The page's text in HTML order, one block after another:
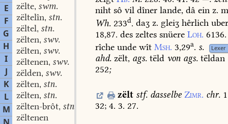
E
F
G
H
I
J
K
L
M
zëlte, swm.
zëltelîn, stn.
zëltel, stn.
zëlten, swv.
zëlten, swv.
zëltenen, swv.
zëlden, swv.
zëlten, stn.
zëlten, stn.
zëlten-brôt, stn.
zëltenen
niht sô vil dîner lande, dâ ein z.
Wh. 233d. daʒ z. gleiʒ hêrlich
18,87. des zeltes snüere Loh. 6136.
rîche unde wît Msh. 3,29a. s. Lexer
ahd. zëlt, ags. tëld von ags. tëldan
252;
zëlt stf. dasselbe Zimr. chr.
32; 4. 3. 27.